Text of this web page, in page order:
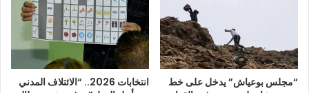
“مجلس بوعياش” يدخل على خط
انتخابات 2026.. “الائتلاف المدني